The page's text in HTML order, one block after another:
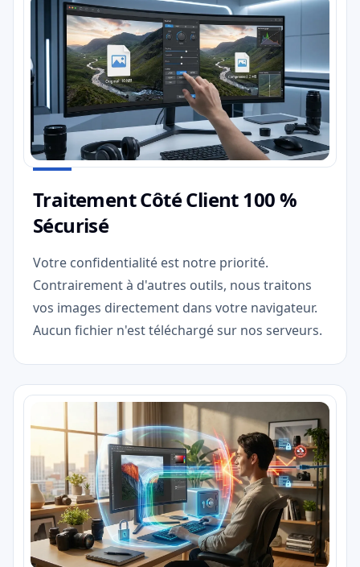
Traitement Côté Client 100 %
Sécurisé
Votre confidentialité est notre priorité.
Contrairement à d'autres outils, nous traitons
vos images directement dans votre navigateur.
Aucun fichier n'est téléchargé sur nos serveurs.